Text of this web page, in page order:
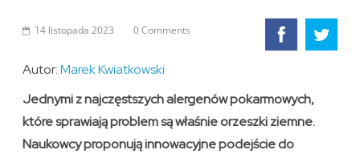
14 listopada 2023 0 Comments
Autor:Marek Kwiatkowski
Jednymi z najczęstszych alergenów pokarmowych,
które sprawiają problem są właśnie orzeszki ziemne.
Naukowcy proponują innowacyjne podejście do